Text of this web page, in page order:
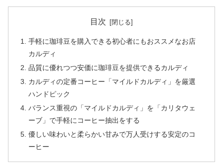
目次
手軽に珈琲豆を購入できる初心者にもおススメなお店
カルディ
品質に優れつつ安価に珈琲豆を提供できるカルディ
カルディの定番コーヒー「マイルドカルディ」を厳選
ハンドピック
バランス重視の「マイルドカルディ」を「カリタウェ
ーブ」で手軽にコーヒー抽出をする
優しい味わいと柔らかい甘みで万人受けする安定のコ
ーヒー